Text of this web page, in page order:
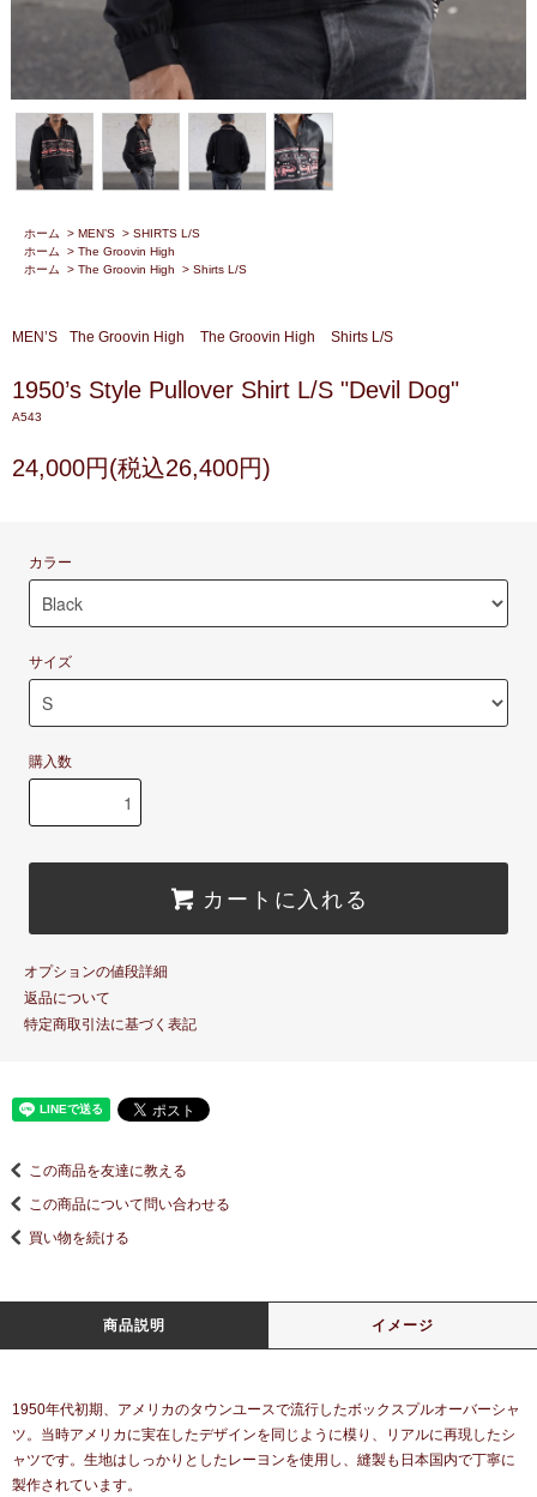
ホーム > MEN’S > SHIRTS L/S
ホーム
> The Groovin High
ホーム
> The Groovin High > Shirts L/S
MEN’S The Groovin High The Groovin High Shirts L/S
1950’s Style Pullover Shirt L/S "Devil Dog"
A543
24,000円(税込26,400円)
カラー
サイズ
購入数
カートに入れる
オプションの値段詳細
返品について
特定商取引法に基づく表記
この商品を友達に教える
この商品について問い合わせる
買い物を続ける
商品説明 イメージ
1950年代初期、アメリカのタウンユースで流行したボックスプルオーバーシャ
ツ。当時アメリカに実在したデザインを同じように模り、リアルに再現したシ
ャツです。生地はしっかりとしたレーヨンを使用し、縫製も日本国内で丁寧に
製作されています。